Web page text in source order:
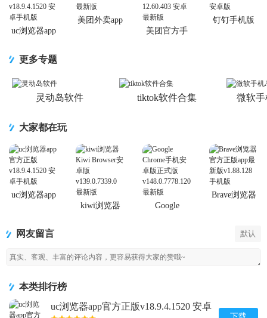
uc浏览器app
美团外卖app
美团官方手
钉钉手机版
更多专题
灵动岛软件 tiktok软件合集 微软手
大家都在玩
uc浏览器app
kiwi浏览器
Google
Brave浏览器
网友留言 默认
本类排行榜
uc浏览器app官方正版v18.9.4.1520 安卓